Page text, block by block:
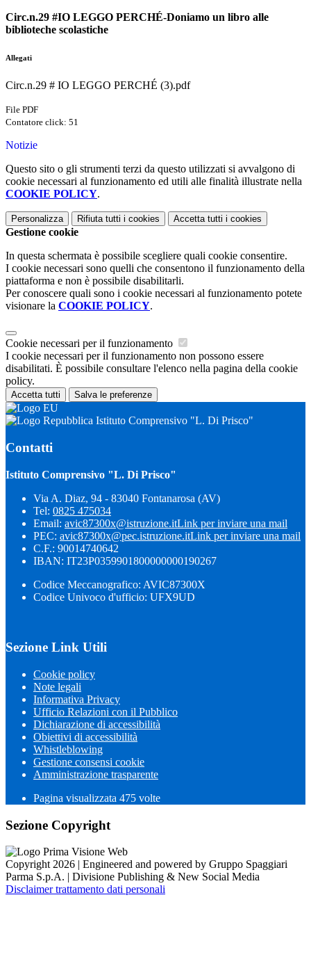
Circ.n.29 #IO LEGGO PERCHÉ-Doniamo un libro alle
biblioteche scolastiche
Allegati
Circ.n.29 # IO LEGGO PERCHÉ (3).pdf
File PDF
Contatore click: 51
Notizie
Questo sito o gli strumenti terzi da questo utilizzati si avvalgono di
cookie necessari al funzionamento ed utili alle finalità illustrate nella
COOKIE POLICY.
Personalizza Rifiuta tutti i cookies Accetta tutti i cookies
Gestione cookie
In questa schermata è possibile scegliere quali cookie consentire.
I cookie necessari sono quelli che consentono il funzionamento della
piattaforma e non è possibile disabilitarli.
Per conoscere quali sono i cookie necessari al funzionamento potete
visionare la COOKIE POLICY.
Cookie necessari per il funzionamento
I cookie necessari per il funzionamento non possono essere
disabilitati. È possibile consultare l'elenco nella pagina della cookie
policy.
Accetta tutti Salva le preferenze
Istituto Comprensivo "L. Di Prisco"
Contatti
Istituto Comprensivo "L. Di Prisco"
Via A. Diaz, 94 - 83040 Fontanarosa (AV)
Tel: 0825 475034
Email: avic87300x@istruzione.itLink per inviare una mail
PEC: avic87300x@pec.istruzione.itLink per inviare una mail
C.F.: 90014740642
IBAN: IT23P0359901800000000190267
Codice Meccanografico: AVIC87300X
Codice Univoco d'ufficio: UFX9UD
Sezione Link Utili
Cookie policy
Note legali
Informativa Privacy
Ufficio Relazioni con il Pubblico
Dichiarazione di accessibilità
Obiettivi di accessibilità
Whistleblowing
Gestione consensi cookie
Amministrazione trasparente
Pagina visualizzata 475 volte
Sezione Copyright
Copyright 2026 | Engineered and powered by Gruppo Spaggiari
Parma S.p.A. | Divisione Publishing & New Social Media
Disclaimer trattamento dati personali